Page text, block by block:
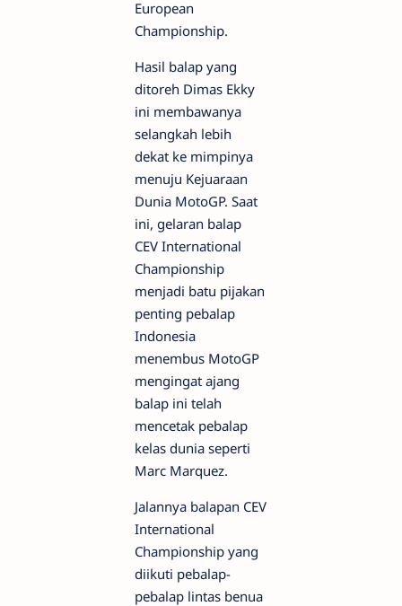
European
Championship.
Hasil balap yang
ditoreh Dimas Ekky
ini membawanya
selangkah lebih
dekat ke mimpinya
menuju Kejuaraan
Dunia MotoGP. Saat
ini, gelaran balap
CEV International
Championship
menjadi batu pijakan
penting pebalap
Indonesia
menembus MotoGP
mengingat ajang
balap ini telah
mencetak pebalap
kelas dunia seperti
Marc Marquez.
Jalannya balapan CEV
International
Championship yang
diikuti pebalap-
pebalap lintas benua